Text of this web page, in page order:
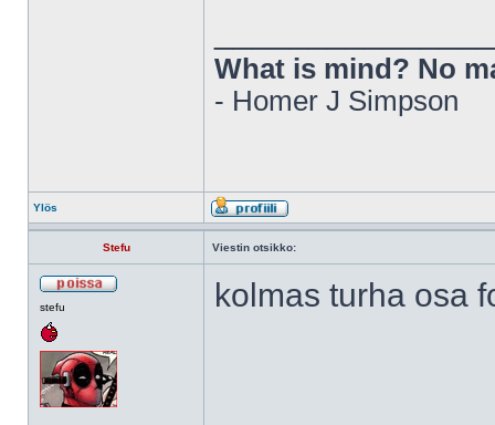
What is mind? No
- Homer J Simpson
Ylös
Stefu Viestin otsikko:
stefu kolmas turha osa